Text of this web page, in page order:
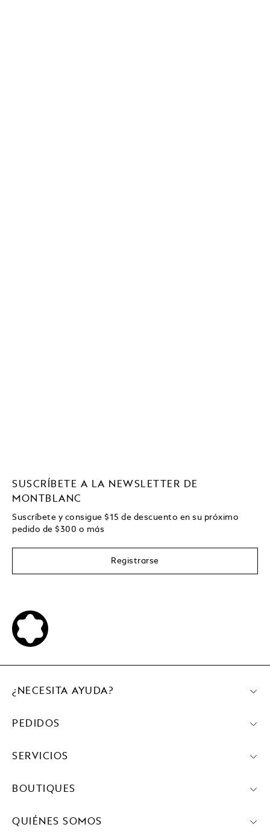
SUSCRÍBETE A LA NEWSLETTER DE
MONTBLANC
Suscríbete y consigue $15 de descuento en su próximo
pedido de $300 o más
Registrarse
¿NECESITA AYUDA?
PEDIDOS
SERVICIOS
BOUTIQUES
QUIÉNES SOMOS